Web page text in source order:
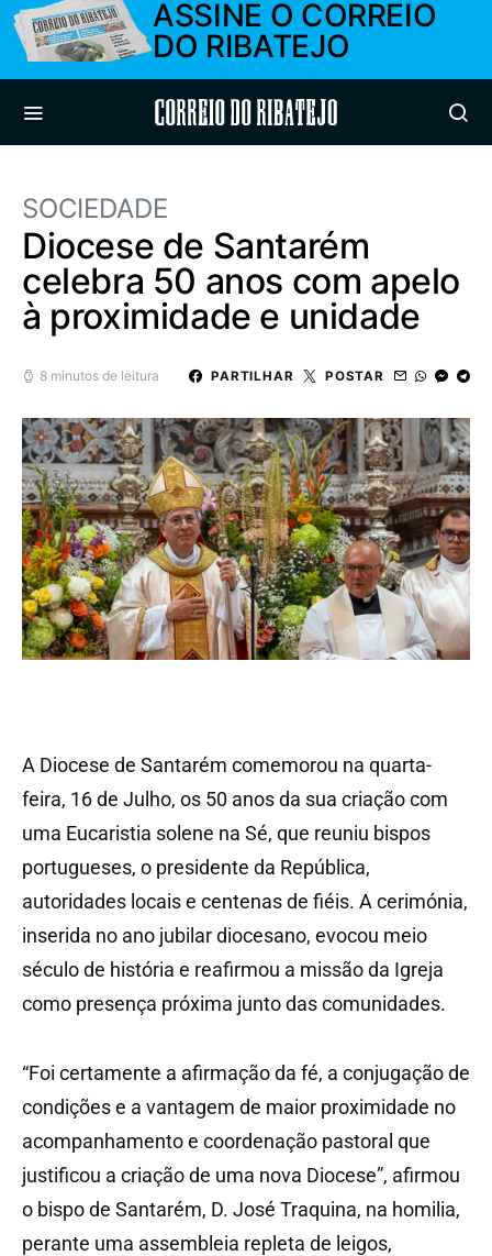
ASSINE O CORREIO
DO RIBATEJO
Correio do Ribatejo
SOCIEDADE
Diocese de Santarém
celebra 50 anos com apelo
à proximidade e unidade
8 minutos de leitura PARTILHAR POSTAR
A Diocese de Santarém comemorou na quarta-
feira, 16 de Julho, os 50 anos da sua criação com
uma Eucaristia solene na Sé, que reuniu bispos
portugueses, o presidente da República,
autoridades locais e centenas de fiéis. A cerimónia,
inserida no ano jubilar diocesano, evocou meio
século de história e reafirmou a missão da Igreja
como presença próxima junto das comunidades.
“Foi certamente a afirmação da fé, a conjugação de
condições e a vantagem de maior proximidade no
acompanhamento e coordenação pastoral que
justificou a criação de uma nova Diocese”, afirmou
o bispo de Santarém, D. José Traquina, na homilia,
perante uma assembleia repleta de leigos,